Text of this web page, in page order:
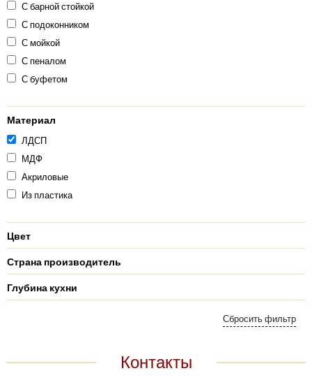
С барной стойкой
С подоконником
С мойкой
С пеналом
С буфетом
Материал
ЛДСП
МДФ
Акриловые
Из пластика
Цвет
Страна производитель
Глубина кухни
Контакты